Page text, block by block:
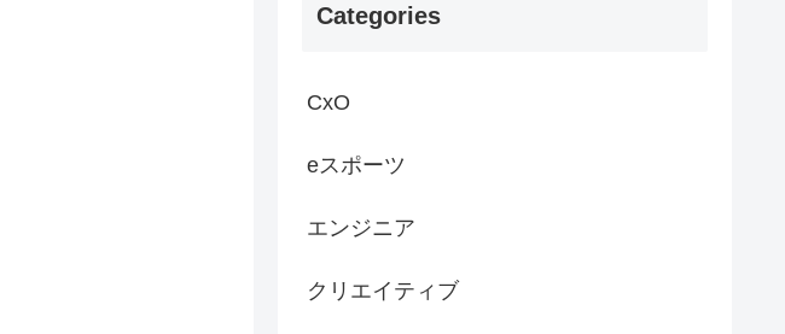
Categories
CxO
eスポーツ
エンジニア
クリエイティブ